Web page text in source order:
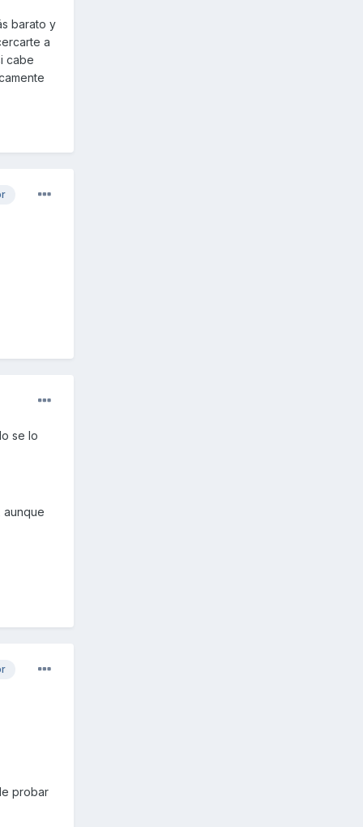
barato y
a
cabe
se lo
probar